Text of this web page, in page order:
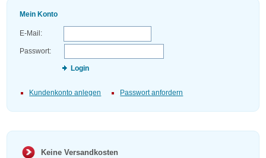
Mein Konto
E-Mail:
Passwort:
Login
Kundenkonto anlegen Passwort anfordern
Keine Versandkosten